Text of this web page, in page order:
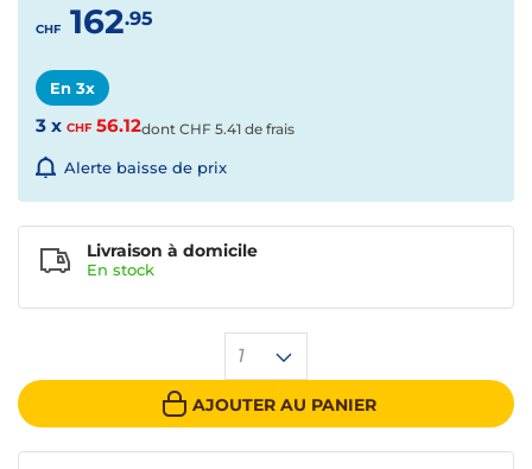
CHF 162.95
En 3x
3 x CHF56.12dont CHF 5.41 de frais
Alerte baisse de prix
1
AJOUTER AU PANIER
Livraison à domicile
En stock